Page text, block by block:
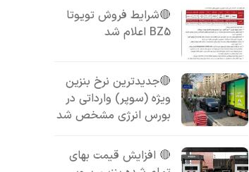
🔴شرایط فروش تویوتا
BZ5 اعلام شد
🔴جدیدترین نرخ بنزین
ویژه (سوپر) وارداتی در
بورس انرژی مشخص شد
🔴 افزایش قیمت بهای